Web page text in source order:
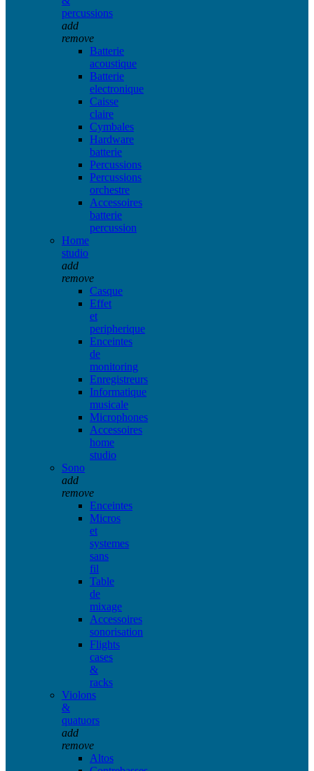
percussions
add
remove
Batterie
acoustique
Batterie
electronique
Caisse
claire
Cymbales
Hardware
batterie
Percussions
Percussions
orchestre
Accessoires
batterie
percussion
Home
studio
add
remove
Casque
Effet
et
peripherique
Enceintes
de
monitoring
Enregistreurs
Informatique
musicale
Microphones
Accessoires
home
studio
Sono
add
remove
Enceintes
Micros
et
systemes
sans
fil
Table
de
mixage
Accessoires
sonorisation
Flights
cases
&
racks
Violons
&
quatuors
add
remove
Altos